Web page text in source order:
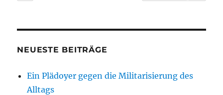
NEUESTE BEITRÄGE
Ein Plädoyer gegen die Militarisierung des
Alltags